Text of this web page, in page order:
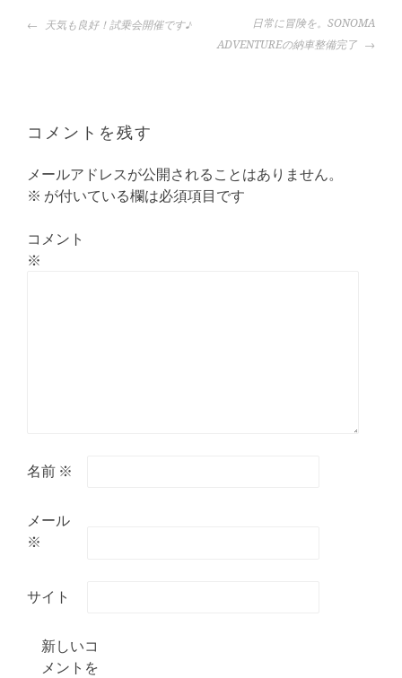
投
ー
ョ
ン
天気も良好！試乗会開催です♪
日常に冒険を。SONOMA
ADVENTUREの納車整備完了
コメントを残す
メールアドレスが公開されることはありません。
※ が付いている欄は必須項目です
コメント
※
名前 ※
メール
※
サイト
新しいコ
メントを